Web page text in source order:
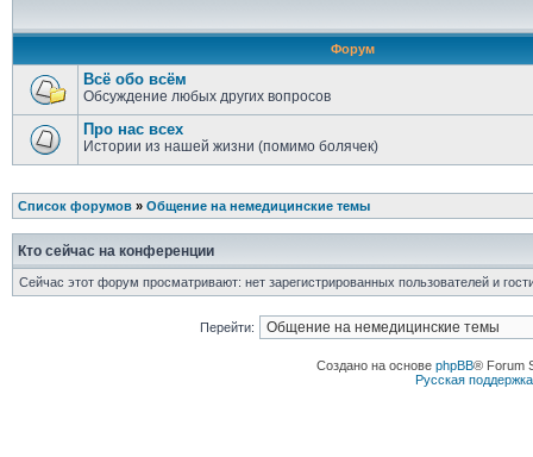
Форум
Всё обо всём
Обсуждение любых других вопросов
Про нас всех
Истории из нашей жизни (помимо болячек)
Список форумов» Общение на немедицинские темы
Кто сейчас на конференции
Сейчас этот форум просматривают: нет зарегистрированных пользователей и
Перейти:
Создано на основе phpBB® Forum
Русская